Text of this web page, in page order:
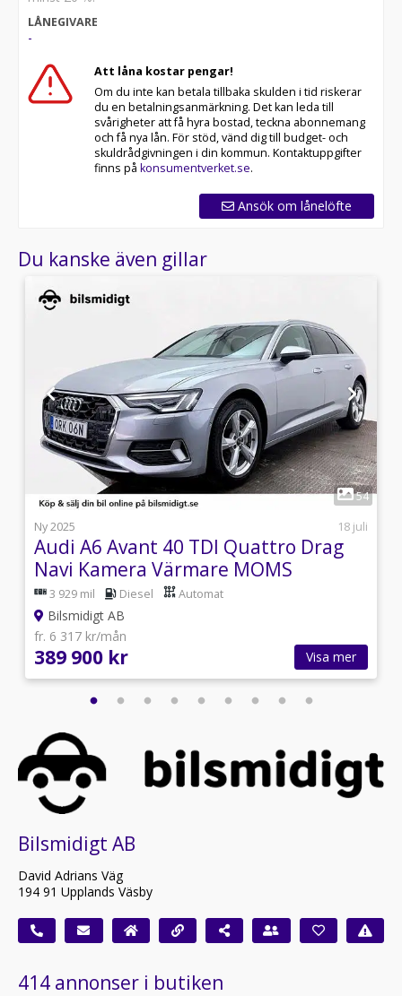
LÅNEGIVARE
-
Att låna kostar pengar!
Om du inte kan betala tillbaka skulden i tid riskerar
du en betalningsanmärkning. Det kan leda till
svårigheter att få hyra bostad, teckna abonnemang
och få nya lån. För stöd, vänd dig till budget- och
skuldrådgivningen i din kommun. Kontaktuppgifter
finns på konsumentverket.se.
Ansök om lånelöfte
Du kanske även gillar
54
Ny 2025
18 juli
Audi A6 Avant 40 TDI Quattro Drag
Navi Kamera Värmare MOMS
3 929 mil Diesel Automat
Bilsmidigt AB
fr. 6 317 kr/mån
389 900 kr Visa mer
Bilsmidigt AB
David Adrians Väg
194 91 Upplands Väsby
414 annonser i butiken